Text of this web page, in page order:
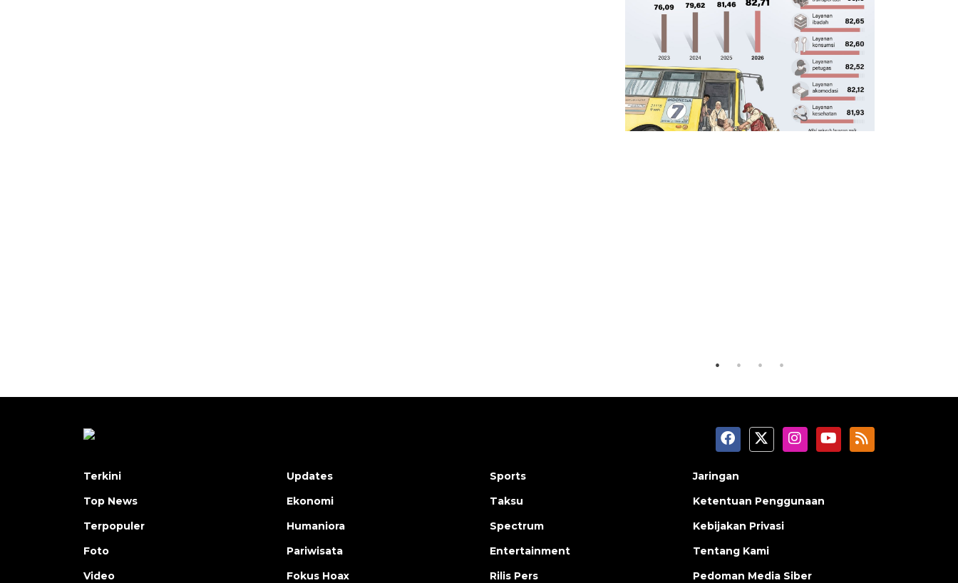
Terkini
Top News
Terpopuler
Foto
Video
Updates
Ekonomi
Humaniora
Pariwisata
Fokus Hoax
Sports
Taksu
Spectrum
Entertainment
Rilis Pers
Jaringan
Ketentuan Penggunaan
Kebijakan Privasi
Tentang Kami
Pedoman Media Siber